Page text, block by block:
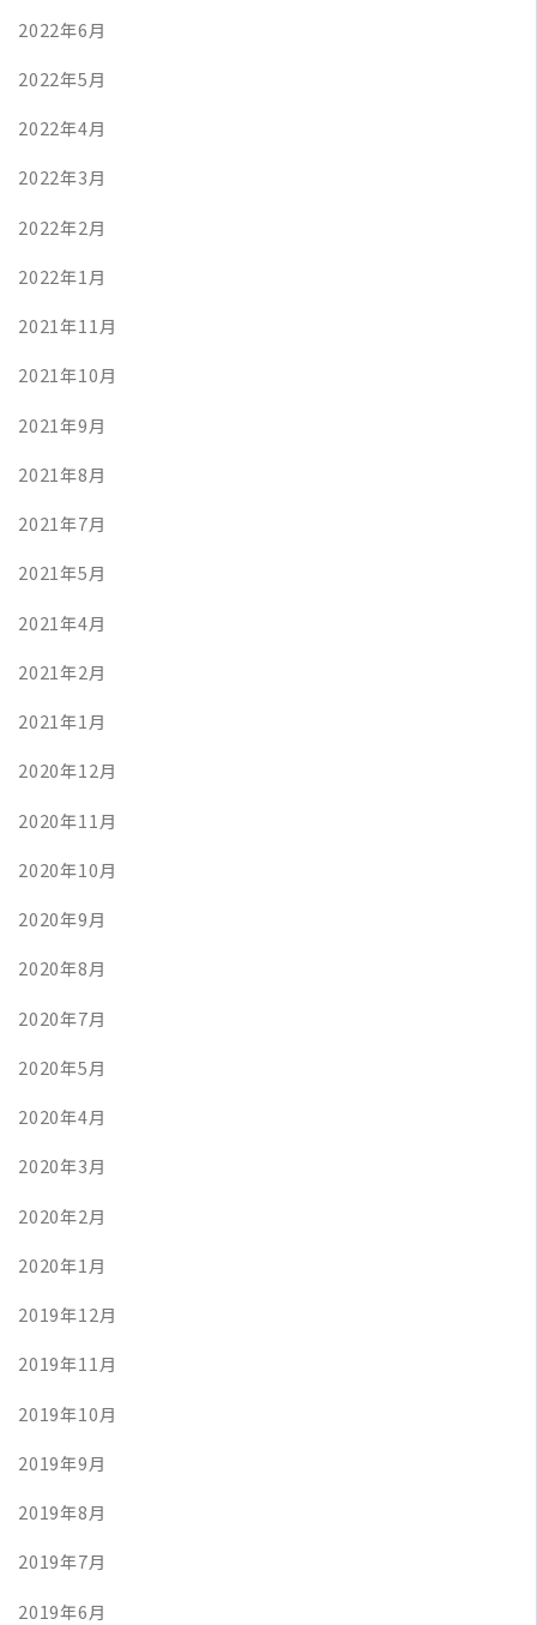
2022年6月
2022年5月
2022年4月
2022年3月
2022年2月
2022年1月
2021年11月
2021年10月
2021年9月
2021年8月
2021年7月
2021年5月
2021年4月
2021年2月
2021年1月
2020年12月
2020年11月
2020年10月
2020年9月
2020年8月
2020年7月
2020年5月
2020年4月
2020年3月
2020年2月
2020年1月
2019年12月
2019年11月
2019年10月
2019年9月
2019年8月
2019年7月
2019年6月